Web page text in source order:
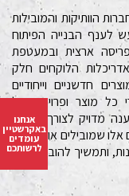
והיא כיום מהחברות הוותיקות והמובילות
לענף הבנייה הפיתוח
3 אתרי ייצור בפריסה ארצית ובמעטפת
הלוקחים חלק
חדשניים וייחודיים
כל מוצר ופרויקט של
מדויק לצורך אמיתי.
שמובילים אותנו לצד
100 השנים האחרונות, ותמשיך להוביל אותה
אנחנו
באקרשטיין
עומדים
לרשותכם